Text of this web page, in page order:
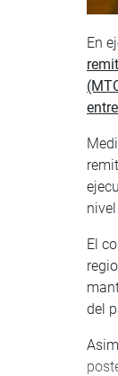
En
El
del